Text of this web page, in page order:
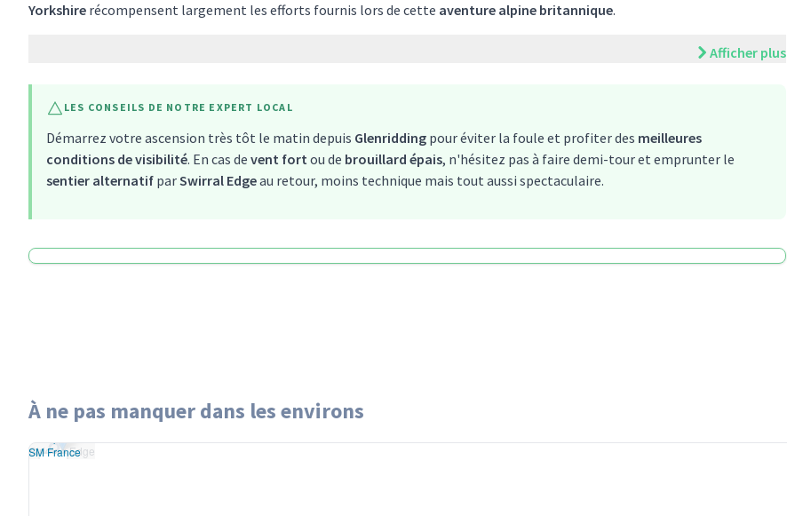
Yorkshire récompensent largement les efforts fournis lors de cette aventure alpine britannique.
Afficher plus
LES CONSEILS DE NOTRE EXPERT LOCAL
Démarrez votre ascension très tôt le matin depuis Glenridding pour éviter la foule et profiter des meilleures
conditions de visibilité. En cas de vent fort ou de brouillard épais, n'hésitez pas à faire demi-tour et emprunter le
sentier alternatif parSwirral Edgeau retour, moins technique mais tout aussi spectaculaire.
À ne pas manquer dans les environs
données ©
OSM France
Striding Edge